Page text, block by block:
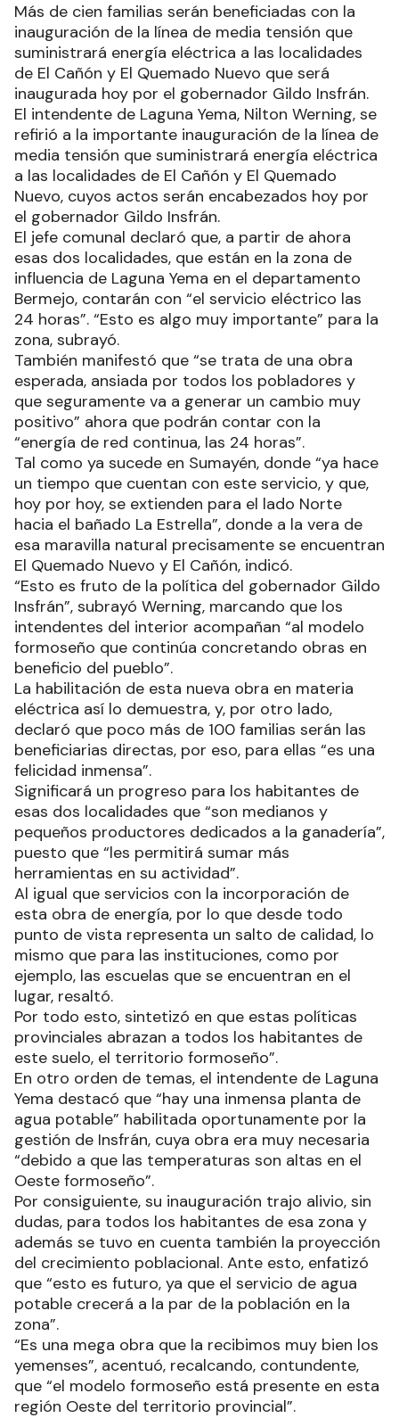
Más de cien familias serán beneficiadas con la
inauguración de la línea de media tensión que
suministrará energía eléctrica a las localidades
de El Cañón y El Quemado Nuevo que será
inaugurada hoy por el gobernador Gildo Insfrán.
El intendente de Laguna Yema, Nilton Werning, se
refirió a la importante inauguración de la línea de
media tensión que suministrará energía eléctrica
a las localidades de El Cañón y El Quemado
Nuevo, cuyos actos serán encabezados hoy por
el gobernador Gildo Insfrán.
El jefe comunal declaró que, a partir de ahora
esas dos localidades, que están en la zona de
influencia de Laguna Yema en el departamento
Bermejo, contarán con “el servicio eléctrico las
24 horas”. “Esto es algo muy importante” para la
zona, subrayó.
También manifestó que “se trata de una obra
esperada, ansiada por todos los pobladores y
que seguramente va a generar un cambio muy
positivo” ahora que podrán contar con la
“energía de red continua, las 24 horas”.
Tal como ya sucede en Sumayén, donde “ya hace
un tiempo que cuentan con este servicio, y que,
hoy por hoy, se extienden para el lado Norte
hacia el bañado La Estrella”, donde a la vera de
esa maravilla natural precisamente se encuentran
El Quemado Nuevo y El Cañón, indicó.
“Esto es fruto de la política del gobernador Gildo
Insfrán”, subrayó Werning, marcando que los
intendentes del interior acompañan “al modelo
formoseño que continúa concretando obras en
beneficio del pueblo”.
La habilitación de esta nueva obra en materia
eléctrica así lo demuestra, y, por otro lado,
declaró que poco más de 100 familias serán las
beneficiarias directas, por eso, para ellas “es una
felicidad inmensa”.
Significará un progreso para los habitantes de
esas dos localidades que “son medianos y
pequeños productores dedicados a la ganadería”,
puesto que “les permitirá sumar más
herramientas en su actividad”.
Al igual que servicios con la incorporación de
esta obra de energía, por lo que desde todo
punto de vista representa un salto de calidad, lo
mismo que para las instituciones, como por
ejemplo, las escuelas que se encuentran en el
lugar, resaltó.
Por todo esto, sintetizó en que estas políticas
provinciales abrazan a todos los habitantes de
este suelo, el territorio formoseño”.
En otro orden de temas, el intendente de Laguna
Yema destacó que “hay una inmensa planta de
agua potable” habilitada oportunamente por la
gestión de Insfrán, cuya obra era muy necesaria
“debido a que las temperaturas son altas en el
Oeste formoseño”.
Por consiguiente, su inauguración trajo alivio, sin
dudas, para todos los habitantes de esa zona y
además se tuvo en cuenta también la proyección
del crecimiento poblacional. Ante esto, enfatizó
que “esto es futuro, ya que el servicio de agua
potable crecerá a la par de la población en la
zona”.
“Es una mega obra que la recibimos muy bien los
yemenses”, acentuó, recalcando, contundente,
que “el modelo formoseño está presente en esta
región Oeste del territorio provincial”.